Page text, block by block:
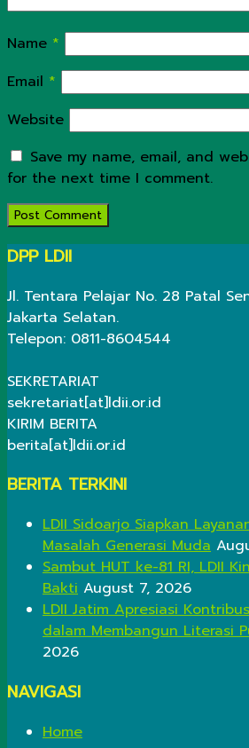
Name *
Email *
Website
Save my name, email, and
for the next time I comment.
DPP LDII
Jl. Tentara Pelajar No. 28 Patal
Jakarta Selatan.
Telepon: 0811-8604544
SEKRETARIAT
sekretariat[at]ldii.or.id
KIRIM BERITA
berita[at]ldii.or.id
BERITA TERKINI
LDII Sidoarjo Siapkan
Masalah Generasi Muda
Sambut HUT ke-81 RI, LDII
Bakti August 7, 2026
LDII Jatim Apresiasi
dalam Membangun Literasi
2026
NAVIGASI
Home